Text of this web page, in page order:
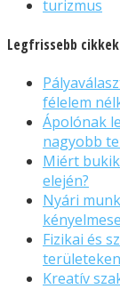
turizmus
Legfrissebb cikkek
félelem
Ápolónak
nagyobb
Miért
elején?
Nyári
Fizikai és
Kreatív